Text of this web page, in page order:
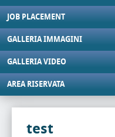
JOB PLACEMENT
GALLERIA IMMAGINI
GALLERIA VIDEO
AREA RISERVATA
test